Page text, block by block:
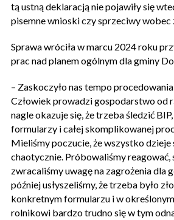
tą ustną deklaracją nie pojawiły się
pisemne wnioski czy sprzeciwy wobec
Sprawa wróciła w marcu 2024 roku
prac nad planem ogólnym dla gminy
– Zaskoczyło nas tempo
Człowiek prowadzi gospodarstwo od
nagle okazuje się, że trzeba śledzić
formularzy i całej skomplikowanej
Mieliśmy poczucie, że wszystko
chaotycznie. Próbowaliśmy reagować,
zwracaliśmy uwagę na zagrożenia dla
później usłyszeliśmy, że trzeba było
konkretnym formularzu i w
rolnikowi bardzo trudno się w tym